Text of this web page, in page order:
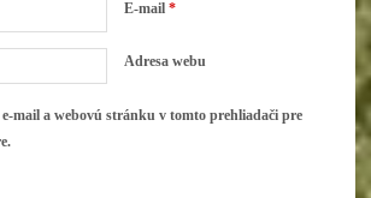
E-mail *
Adresa webu
mail a webovú stránku v tomto prehliadači pre